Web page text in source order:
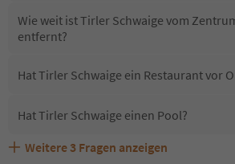
Wie weit ist Tirler Schwaige vom
entfernt?
Hat Tirler Schwaige ein Restaurant vor
Hat Tirler Schwaige einen Pool?
Sind Haustiere in der Unterkunft Tirler
Welche Services bietet Tirler Schwaige?
Erhalten die Gäste von Tirler Schwaige einen Südtirol
Weitere 3 Fragen anzeigen